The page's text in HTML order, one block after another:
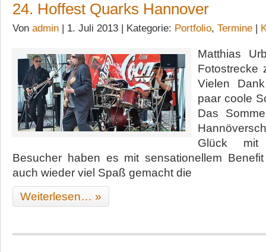
24. Hoffest Quarks Hannover
Von admin | 1. Juli 2013 | Kategorie: Portfolio, Termine |
Matthias
Fotostrecke
Vielen
paar coole
Das
Glück
Besucher haben es mit sensationellem
auch wieder viel Spaß gemacht die
Weiterlesen… »